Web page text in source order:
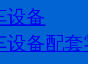
设备
设备配